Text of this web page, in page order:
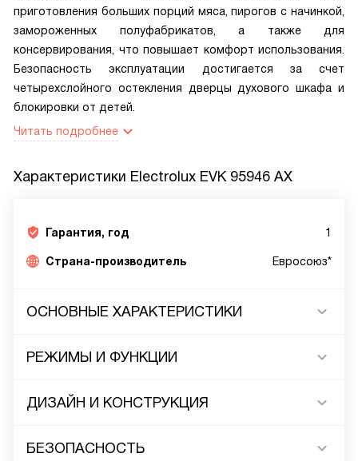
приготовления больших порций мяса, пирогов с начинкой,
замороженных полуфабрикатов, а также для
консервирования, что повышает комфорт использования.
Безопасность эксплуатации достигается за счет
четырехслойного остекления дверцы духового шкафа и
блокировки от детей.
Читать подробнее
Характеристики Electrolux EVK 95946 AX
Гарантия, год 1
Страна-производитель Евросоюз*
ОСНОВНЫЕ ХАРАКТЕРИСТИКИ
РЕЖИМЫ И ФУНКЦИИ
ДИЗАЙН И КОНСТРУКЦИЯ
БЕЗОПАСНОСТЬ